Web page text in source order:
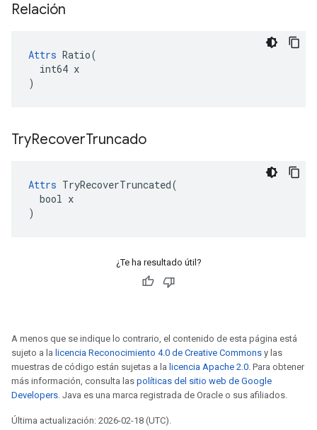
Relación
Attrs Ratio(
  int64 x
)
TryRecoverTruncado
Attrs TryRecoverTruncated(
  bool x
)
¿Te ha resultado útil?
A menos que se indique lo contrario, el contenido de esta página está
sujeto a la licencia Reconocimiento 4.0 de Creative Commons y las
muestras de código están sujetas a la licencia Apache 2.0. Para obtener
más información, consulta las políticas del sitio web de Google
Developers. Java es una marca registrada de Oracle o sus afiliados.
Última actualización: 2026-02-18 (UTC).